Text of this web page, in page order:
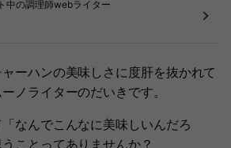
中の調理師webライター
ーハンの美味しさに度肝を抜かれて
ノライターのだいきです。
なんでこんなに美味しいんだろ
ことってありませんか？